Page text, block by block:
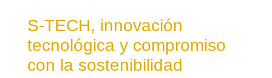
S-TECH, innovación
tecnológica y compromiso
con la sostenibilidad